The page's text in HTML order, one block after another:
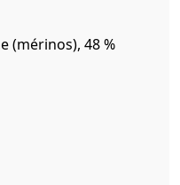
(mérinos), 48 %